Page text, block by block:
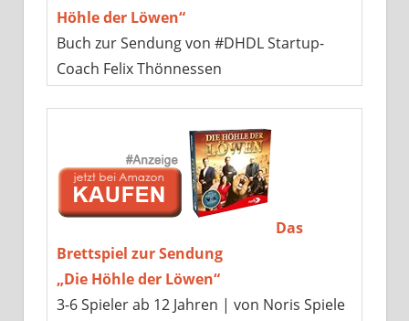
Höhle der Löwen“
Buch zur Sendung von #DHDL Startup-
Coach Felix Thönnessen
Das
Brettspiel zur Sendung
„Die Höhle der Löwen“
3-6 Spieler ab 12 Jahren | von Noris Spiele